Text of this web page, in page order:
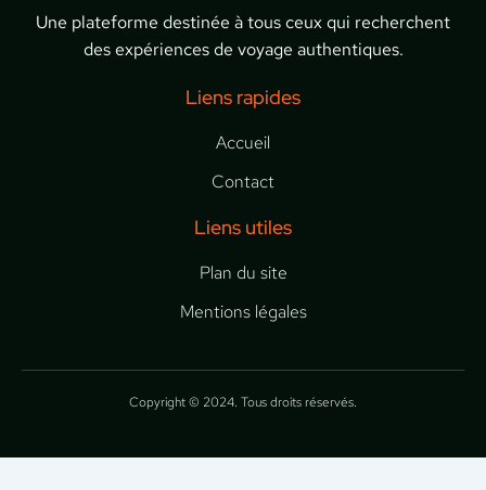
Une plateforme destinée à tous ceux qui recherchent
des expériences de voyage authentiques.
Liens rapides
Accueil
Contact
Liens utiles
Plan du site
Mentions légales
Copyright © 2024. Tous droits réservés.